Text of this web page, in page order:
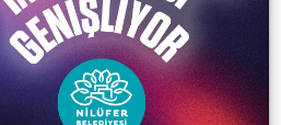
ile gururlandıklarını
devamını diledi.